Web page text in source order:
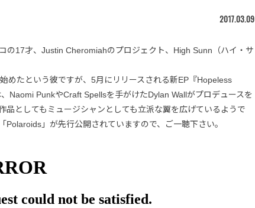
2017.03.09
の17才、Justin Cheromiahのプロジェクト、High Sunn（ハイ・サ
めたという彼ですが、5月にリリースされる新EP『Hopeless
Naomi PunkやCraft Spellsを手がけたDylan Wallがプロデュースを
品としてもミュージシャンとしても立派な翼を広げているようで
Polaroids」が先行公開されていますので、ご一聴下さい。